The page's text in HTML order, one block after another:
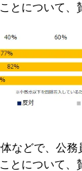
とについて、
などで、公
とについて、